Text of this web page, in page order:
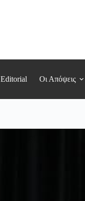
Editorial Οι Απόψεις